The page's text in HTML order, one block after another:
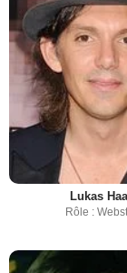
Lukas
Rôle :